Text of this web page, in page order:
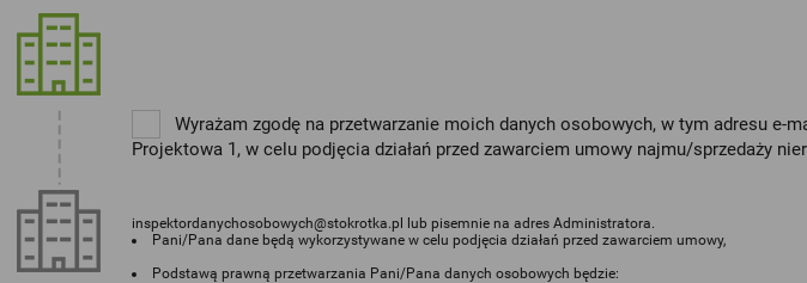
Wyrażam zgodę na przetwarzanie moich danych osobowych, w tym adresu e-
Projektowa 1, w celu podjęcia działań przed zawarciem umowy najmu/sprzedaży
inspektordanychosobowych@stokrotka.pl lub pisemnie na adres Administratora.
Pani/Pana dane będą wykorzystywane w celu podjęcia działań przed zawarciem umowy,
Podstawą prawną przetwarzania Pani/Pana danych osobowych będzie: